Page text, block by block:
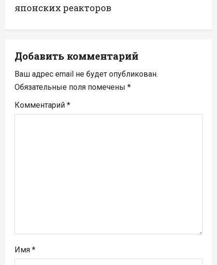
а
ц
и
я
п
о
я
м
японских реакторов
Добавить комментарий
Ваш адрес email не будет опубликован.
Обязательные поля помечены *
Комментарий *
Имя *